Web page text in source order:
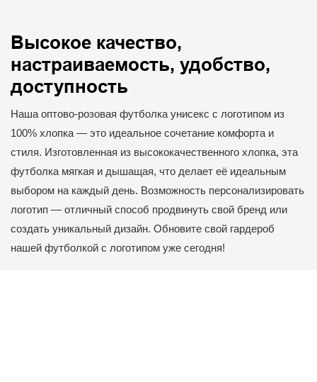
Высокое качество,
настраиваемость, удобство,
доступность
Наша оптово-розовая футболка унисекс с логотипом из
100% хлопка — это идеальное сочетание комфорта и
стиля. Изготовленная из высококачественного хлопка, эта
футболка мягкая и дышащая, что делает её идеальным
выбором на каждый день. Возможность персонализировать
логотип — отличный способ продвинуть свой бренд или
создать уникальный дизайн. Обновите свой гардероб
нашей футболкой с логотипом уже сегодня!